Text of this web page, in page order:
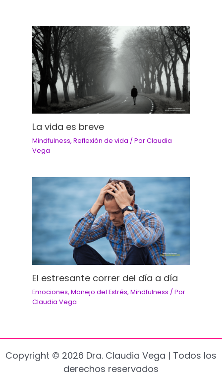
La vida es breve
Mindfulness, Reflexión de vida / PorClaudia
Vega
El estresante correr del día a día
Emociones, Manejo del Estrés, Mindfulness / Por
Claudia Vega
Copyright © 2026 Dra. Claudia Vega | Todos los
derechos reservados